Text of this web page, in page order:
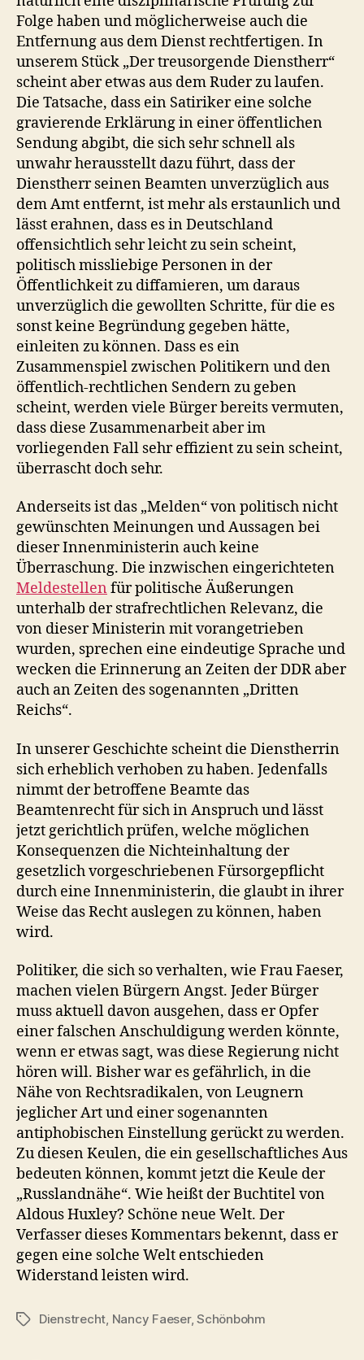
Folge haben und möglicherweise auch die
Entfernung aus dem Dienst rechtfertigen. In
unserem Stück „Der treusorgende Dienstherr“
scheint aber etwas aus dem Ruder zu laufen.
Die Tatsache, dass ein Satiriker eine solche
gravierende Erklärung in einer öffentlichen
Sendung abgibt, die sich sehr schnell als
unwahr herausstellt dazu führt, dass der
Dienstherr seinen Beamten unverzüglich aus
dem Amt entfernt, ist mehr als erstaunlich und
lässt erahnen, dass es in Deutschland
offensichtlich sehr leicht zu sein scheint,
politisch missliebige Personen in der
Öffentlichkeit zu diffamieren, um daraus
unverzüglich die gewollten Schritte, für die es
sonst keine Begründung gegeben hätte,
einleiten zu können. Dass es ein
Zusammenspiel zwischen Politikern und den
öffentlich-rechtlichen Sendern zu geben
scheint, werden viele Bürger bereits vermuten,
dass diese Zusammenarbeit aber im
vorliegenden Fall sehr effizient zu sein scheint,
überrascht doch sehr.
Anderseits ist das „Melden“ von politisch nicht
gewünschten Meinungen und Aussagen bei
dieser Innenministerin auch keine
Überraschung. Die inzwischen eingerichteten
Meldestellen für politische Äußerungen
unterhalb der strafrechtlichen Relevanz, die
von dieser Ministerin mit vorangetrieben
wurden, sprechen eine eindeutige Sprache und
wecken die Erinnerung an Zeiten der DDR aber
auch an Zeiten des sogenannten „Dritten
Reichs“.
In unserer Geschichte scheint die Dienstherrin
sich erheblich verhoben zu haben. Jedenfalls
nimmt der betroffene Beamte das
Beamtenrecht für sich in Anspruch und lässt
jetzt gerichtlich prüfen, welche möglichen
Konsequenzen die Nichteinhaltung der
gesetzlich vorgeschriebenen Fürsorgepflicht
durch eine Innenministerin, die glaubt in ihrer
Weise das Recht auslegen zu können, haben
wird.
Politiker, die sich so verhalten, wie Frau Faeser,
machen vielen Bürgern Angst. Jeder Bürger
muss aktuell davon ausgehen, dass er Opfer
einer falschen Anschuldigung werden könnte,
wenn er etwas sagt, was diese Regierung nicht
hören will. Bisher war es gefährlich, in die
Nähe von Rechtsradikalen, von Leugnern
jeglicher Art und einer sogenannten
antiphobischen Einstellung gerückt zu werden.
Zu diesen Keulen, die ein gesellschaftliches Aus
bedeuten können, kommt jetzt die Keule der
„Russlandnähe“. Wie heißt der Buchtitel von
Aldous Huxley? Schöne neue Welt. Der
Verfasser dieses Kommentars bekennt, dass er
gegen eine solche Welt entschieden
Widerstand leisten wird.
Schlagwörter
Dienstrecht, Nancy Faeser,Schönbohm